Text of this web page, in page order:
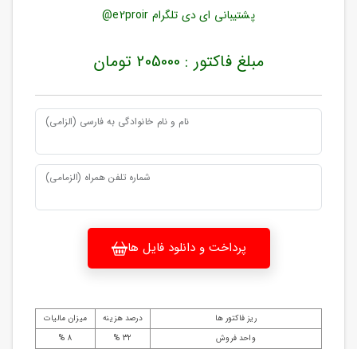
پشتیبانی ای دی تلگرام e2proir@
مبلغ فاکتور : 205000 تومان
نام و نام خانوادگی به فارسی (الزامی)
شماره تلفن همراه (الزمامی)
پرداخت و دانلود فایل ها
ریز فاکتور ها درصد هزینه
میزان مالیات
واحد فروش
32 %
8 %